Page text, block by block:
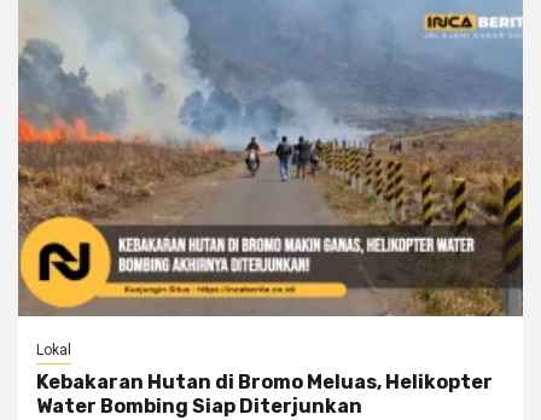
Lokal
Kebakaran Hutan di Bromo Meluas, Helikopter
Water Bombing Siap Diterjunkan